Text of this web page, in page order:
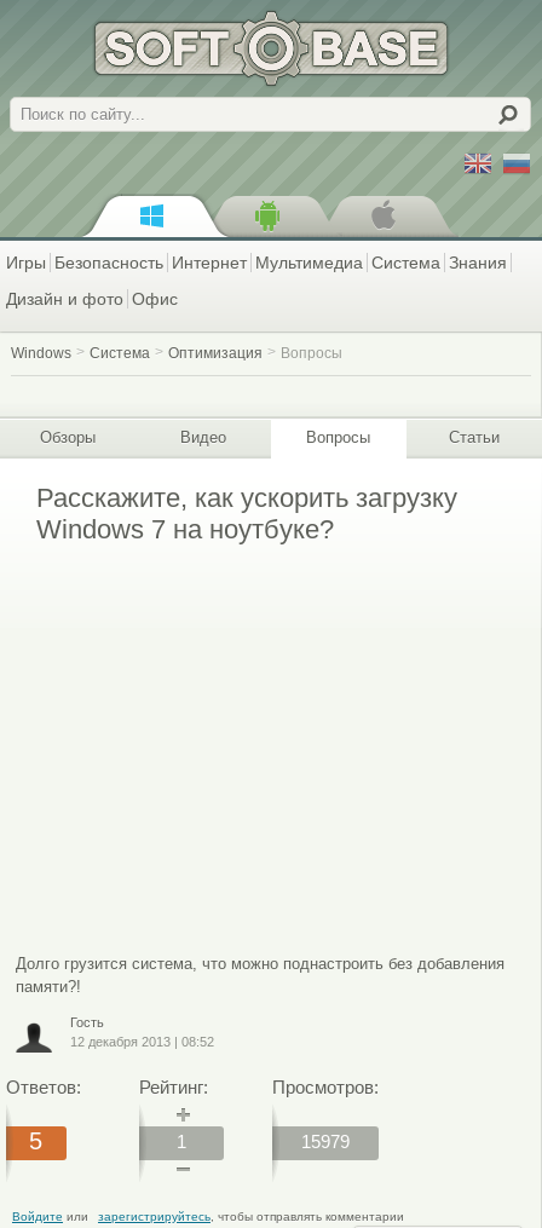
Поиск
Игры Безопасность Интернет Мультимедиа Система Знания
Дизайн и фото Офис
Windows Система Оптимизация Вопросы
Обзоры Видео Вопросы Статьи
Расскажите, как ускорить загрузку
Windows 7 на ноутбуке?
Долго грузится система, что можно поднастроить без добавления
памяти?!
Гость
12 декабря 2013| 08:52
Ответов:
5
Рейтинг:
1
Просмотров:
15979
Войдите или зарегистрируйтесь, чтобы отправлять комментарии